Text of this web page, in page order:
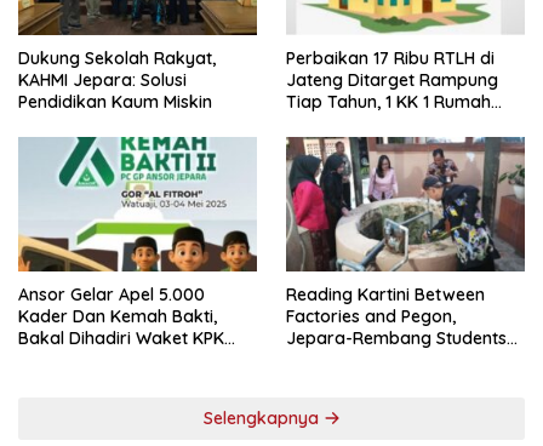
Dukung Sekolah Rakyat,
KAHMI Jepara: Solusi
Pendidikan Kaum Miskin
Perbaikan 17 Ribu RTLH di
Jateng Ditarget Rampung
Tiap Tahun, 1 KK 1 Rumah
Ansor Gelar Apel 5.000
Kader Dan Kemah Bakti,
Bakal Dihadiri Waket KPK
Reading Kartini Between
Factories and Pegon,
Jepara-Rembang Students
Selengkapnya